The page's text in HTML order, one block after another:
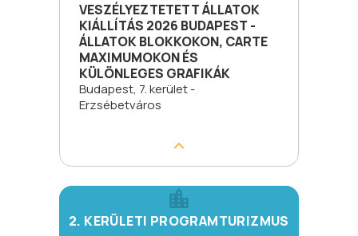
VESZÉLYEZTETETT ÁLLATOK
KIÁLLÍTÁS 2026 BUDAPEST -
ÁLLATOK BLOKKOKON, CARTE
MAXIMUMOKON ÉS
KÜLÖNLEGES GRAFIKÁK
Budapest, 7. kerület -
Erzsébetváros
2. KERÜLETI PROGRAMTURIZMUS